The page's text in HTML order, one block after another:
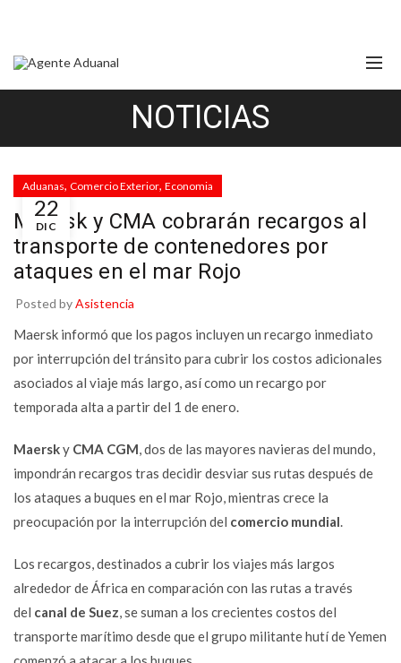
NOTICIAS
22
DIC
Aduanas, Comercio Exterior, Economia
Maersk y CMA cobrarán recargos al
transporte de contenedores por
ataques en el mar Rojo
Posted byAsistencia
Maersk informó que los pagos incluyen un recargo inmediato
por interrupción del tránsito para cubrir los costos adicionales
asociados al viaje más largo, así como un recargo por
temporada alta a partir del 1 de enero.
Maersky CMA CGM,dos de las mayores navieras del mundo,
impondrán recargos tras decidir desviar sus rutas después de
los ataques a buques en el mar Rojo, mientras crece la
preocupación por la interrupción del comercio mundial.
Los recargos, destinados a cubrir los viajes más largos
alrededor de África en comparación con las rutas a través
del canal de Suez, se suman a los crecientes costos del
transporte marítimo desde que el grupo militante hutí de Yemen